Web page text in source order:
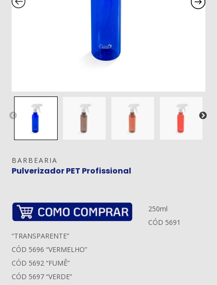
BARBEARIA
Pulverizador PET Profissional
250ml
CÓD 5691
“TRANSPARENTE”
CÓD 5696 “VERMELHO”
CÓD 5692 “FUMÊ”
CÓD 5697 “VERDE”